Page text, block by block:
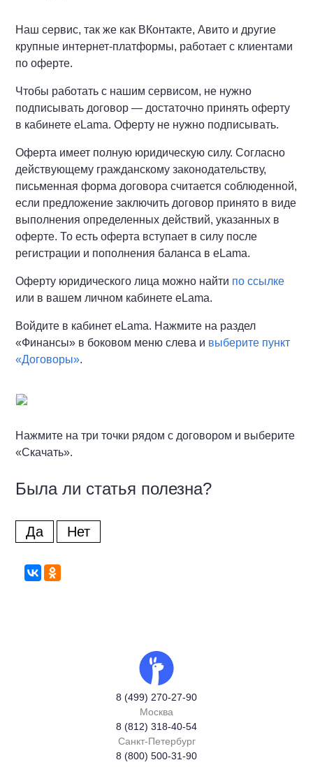
Наш сервис, так же как ВКонтакте, Авито и другие
крупные интернет-платформы, работает с клиентами
по оферте.
Чтобы работать с нашим сервисом, не нужно
подписывать договор — достаточно принять оферту
в кабинете eLama. Оферту не нужно подписывать.
Оферта имеет полную юридическую силу. Согласно
действующему гражданскому законодательству,
письменная форма договора считается соблюденной,
если предложение заключить договор принято в виде
выполнения определенных действий, указанных в
оферте. То есть оферта вступает в силу после
регистрации и пополнения баланса в eLama.
Оферту юридического лица можно найти по ссылке
или в вашем личном кабинете eLama.
Войдите в кабинет eLama. Нажмите на раздел
«Финансы» в боковом меню слева и выберите пункт
«Договоры».
Нажмите на три точки рядом с договором и выберите
«Скачать».
Была ли статья полезна?
Да Нет
8 (499) 270-27-90
Москва
8 (812) 318-40-54
Санкт-Петербург
8 (800) 500-31-90